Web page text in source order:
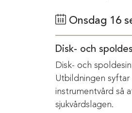
Onsdag 16
Disk- och
Disk- och
Utbildningen
instrumentvård så
sjukvårdslagen.